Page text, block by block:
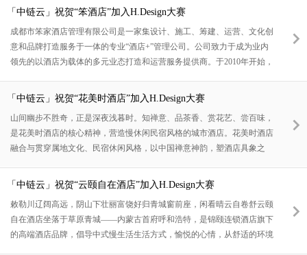
古典，甄于细节，卓于内涵。酒店独特的单面独立视野客房，可180°览胜
理 / 秀厨东南亚餐厅等特色餐饮店，宾客可尽享饕餮盛宴。SPA、高尔
夫、网球等休闲场所，以及规格各异会议室和宴会场地全方位满足
「中链云」祝贺“笨酒店”加入H.Design大赛
成都市笨家酒店管理有限公司是一家集设计、施工、筹建、运营、文化创
意和品牌打造服务于一体的专业“酒店+”管理公司。公司致力于成为业内
领先的以酒店为载体的多元业态打造和运营服务提供商。于2010年开始，
花山谷景区及民宿、青岛世博城亚洲公馆等项目。十余年来，公司深耕酒
更懂商业的设计团队，具备精准的商业洞悉能力与高效的落地执行能力及
最具核心竞争力的运营能力。近年来，随着消费升级，人们对美好生活的
向
「中链云」祝贺“花美时酒店”加入H.Design大赛
山间幽步不胜奇，正是深夜浅暮时。知禅意、品茶香、赏花艺、尝百味，
是花美时酒店的核心精神，营造慢休闲民宿风格的城市酒店。花美时酒店
融合与贯穿属地文化、民宿休闲风格，以中国禅意神韵，塑酒店具象之
民宿风能放松精神舒缓压力的轻禅意设计，原木色环境中绿植如星点缀，
制而舒缓的现代工艺与建筑材料，明光和木纹肌理相映成趣。打开感官，
卸下防备，无拘束以慰心灵。与自然同宿大量采用原森、藤编、棉麻材
质，呈现极为
「中链云」祝贺“云颐自在酒店”加入H.Design大赛
敕勒川辽阔高远，阴山下壮丽富饶好归青城窗前座，闲看晴云自卷舒云颐
自在酒店坐落于草原青城——内蒙古首府呼和浩特，是锦颐连锁酒店旗下
的高端酒店品牌，倡导中式慢生活生活方式，愉悦的心情，从舒适的环境